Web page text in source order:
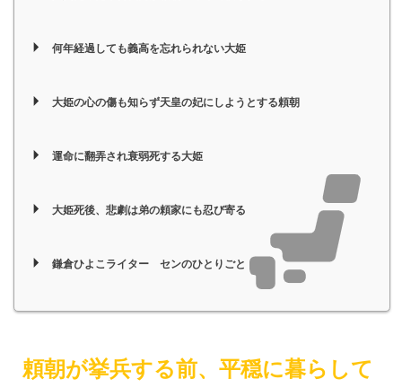
何年経過しても義高を忘れられない大姫
大姫の心の傷も知らず天皇の妃にしようとする頼朝
運命に翻弄され衰弱死する大姫
大姫死後、悲劇は弟の頼家にも忍び寄る
鎌倉ひよこライター センのひとりごと
頼朝が挙兵する前、平穏に暮らして